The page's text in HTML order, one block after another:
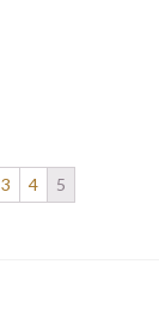
3 4 5